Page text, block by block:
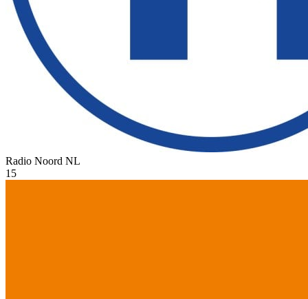
Radio Noord NL
15